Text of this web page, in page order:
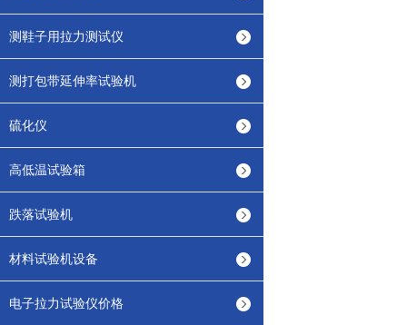
测鞋子用拉力测试仪
测打包带延伸率试验机
硫化仪
高低温试验箱
跌落试验机
材料试验机设备
电子拉力试验仪价格